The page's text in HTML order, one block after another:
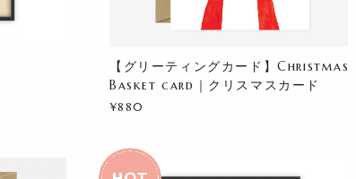
【グリーティングカード】Christmas
Basket card｜クリスマスカード
¥880